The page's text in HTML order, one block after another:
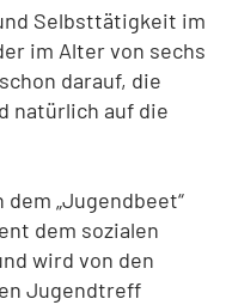
Selbsttätigkeit im
im Alter von sechs
darauf, die
natürlich auf die
„Jugendbeet“
dem sozialen
wird von den
Jugendtreff